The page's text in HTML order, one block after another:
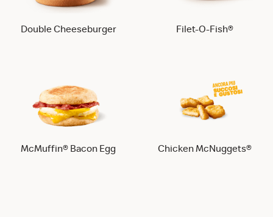
Double Cheeseburger Filet-O-Fish®
McMuffin® Bacon Egg Chicken McNuggets®